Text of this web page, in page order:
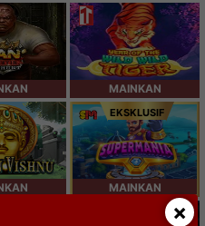
×
MAINKAN
EKSKLUSIF
MAINKAN